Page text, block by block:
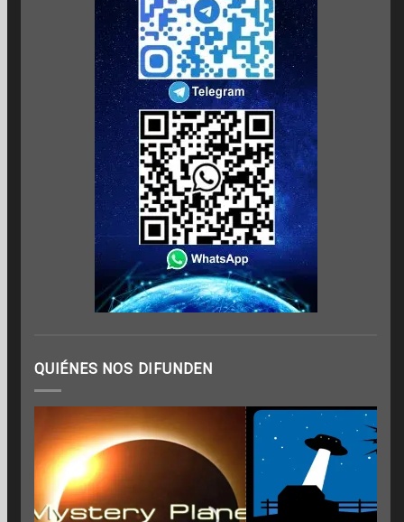
QUIÉNES NOS DIFUNDEN